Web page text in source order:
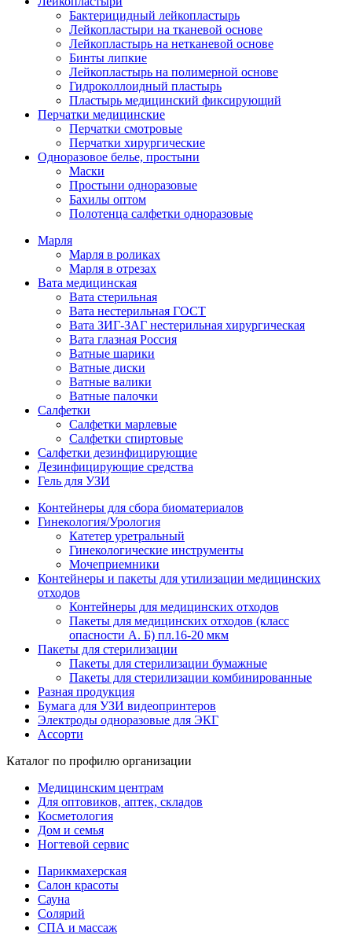
Бактерицидный лейкопластырь
Лейкопластыри на тканевой основе
Лейкопластырь на нетканевой основе
Бинты липкие
Лейкопластырь на полимерной основе
Гидроколлоидный пластырь
Пластырь медицинский фиксирующий
Перчатки медицинские
Перчатки смотровые
Перчатки хирургические
Одноразовое белье, простыни
Маски
Простыни одноразовые
Бахилы оптом
Полотенца салфетки одноразовые
Марля
Марля в роликах
Марля в отрезах
Вата медицинская
Вата стерильная
Вата нестерильная ГОСТ
Вата ЗИГ-ЗАГ нестерильная хирургическая
Вата глазная Россия
Ватные шарики
Ватные диски
Ватные валики
Ватные палочки
Салфетки
Салфетки марлевые
Салфетки спиртовые
Салфетки дезинфицирующие
Дезинфицирующие средства
Гель для УЗИ
Контейнеры для сбора биоматериалов
Гинекология/Урология
Катетер уретральный
Гинекологические инструменты
Мочеприемники
Контейнеры и пакеты для утилизации медицинских
отходов
Контейнеры для медицинских отходов
Пакеты для медицинских отходов (класс
опасности А. Б) пл.16-20 мкм
Пакеты для стерилизации
Пакеты для стерилизации бумажные
Пакеты для стерилизации комбинированные
Разная продукция
Бумага для УЗИ видеопринтеров
Электроды одноразовые для ЭКГ
Ассорти
Каталог по профилю организации
Медицинским центрам
Для оптовиков, аптек, складов
Косметология
Дом и семья
Ногтевой сервис
Парикмахерская
Салон красоты
Сауна
Солярий
СПА и массаж